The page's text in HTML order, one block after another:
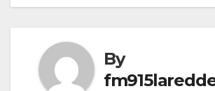
By